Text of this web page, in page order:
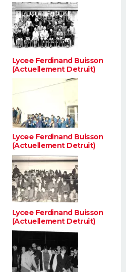
Lycee Ferdinand Buisson
(Actuellement Detruit)
Lycee Ferdinand Buisson
(Actuellement Detruit)
Lycee Ferdinand Buisson
(Actuellement Detruit)